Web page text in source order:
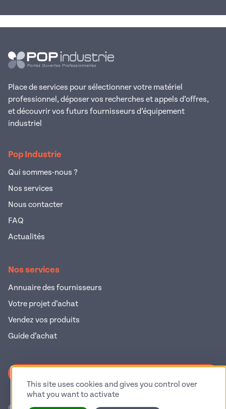
Place de services pour sélectionner votre matériel
professionnel, déposer vos recherches et appels d’offres,
et découvrir vos futurs fournisseurs d’équipement
industriel
Pop Industrie
Qui sommes-nous ?
Nos services
Nous contacter
FAQ
Actualités
Nos services
Annuaire des fournisseurs
Votre projet d’achat
Vendez vos produits
Guide d’achat
This site uses cookies and gives you control over
what you want to activate